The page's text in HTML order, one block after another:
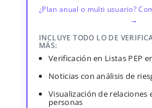
¿Plan anual o multi usuario?
→
INCLUYE TODO LO DE
MÁS:
Verificación en Listas PEP
Noticias con análisis de
Visualización de relaciones
personas